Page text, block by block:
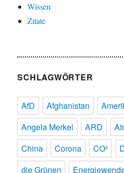
Wissen
Zitate
SCHLAGWÖRTER
AfD Afghanistan
Angela Merkel
ARD
China
Corona CO²
die Grünen